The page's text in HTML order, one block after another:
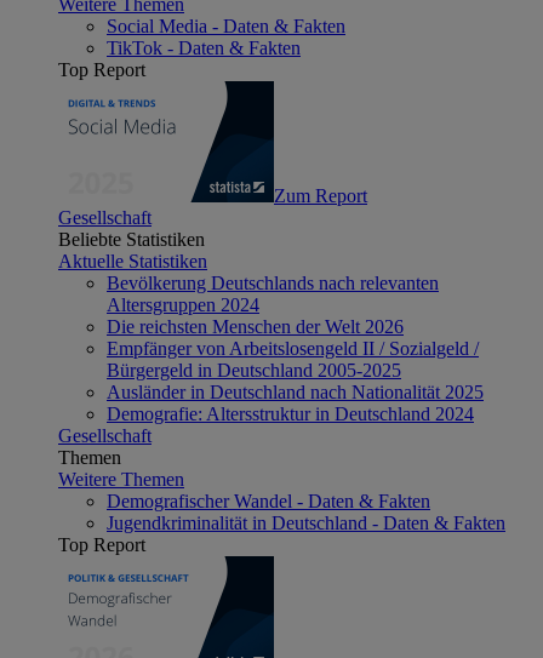
Social Media - Daten & Fakten
TikTok - Daten & Fakten
Top Report
Zum Report
Gesellschaft
Beliebte Statistiken
Aktuelle Statistiken
Bevölkerung Deutschlands nach relevanten
Altersgruppen 2024
Die reichsten Menschen der Welt 2026
Empfänger von Arbeitslosengeld II / Sozialgeld /
Bürgergeld in Deutschland 2005-2025
Ausländer in Deutschland nach Nationalität 2025
Demografie: Altersstruktur in Deutschland 2024
Gesellschaft
Themen
Weitere Themen
Demografischer Wandel - Daten & Fakten
Jugendkriminalität in Deutschland - Daten & Fakten
Top Report